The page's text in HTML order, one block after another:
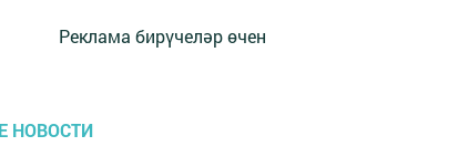
Реклама бирүчеләр өчен
НОВОСТИ